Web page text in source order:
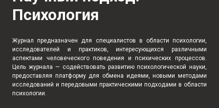
Психология
Журнал предназначен для специалистов в области психологии,
исследователей и практиков, интересующихся различными
аспектами человеческого поведения и психических процессов.
Цель журнала — содействовать развитию психологической науки,
предоставляя платформу для обмена идеями, новыми методами
исследований и передовыми практическими подходами в области
психологии.